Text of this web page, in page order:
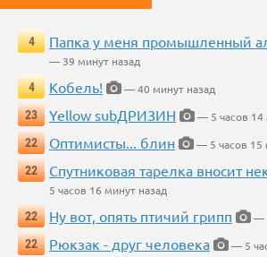
4 Папка у меня промышленный
— 39 минут назад
4
Кобель!
— 40 минут назад
23
Yellow subДРИЗИН
— 5 часов 14
22
Оптимисты... блин
— 5 часов 15
22
Спутниковая тарелка вносит
5 часов 16 минут назад
22
Ну вот, опять птичий грипп
—
22
Рюкзак - друг человека
— 5